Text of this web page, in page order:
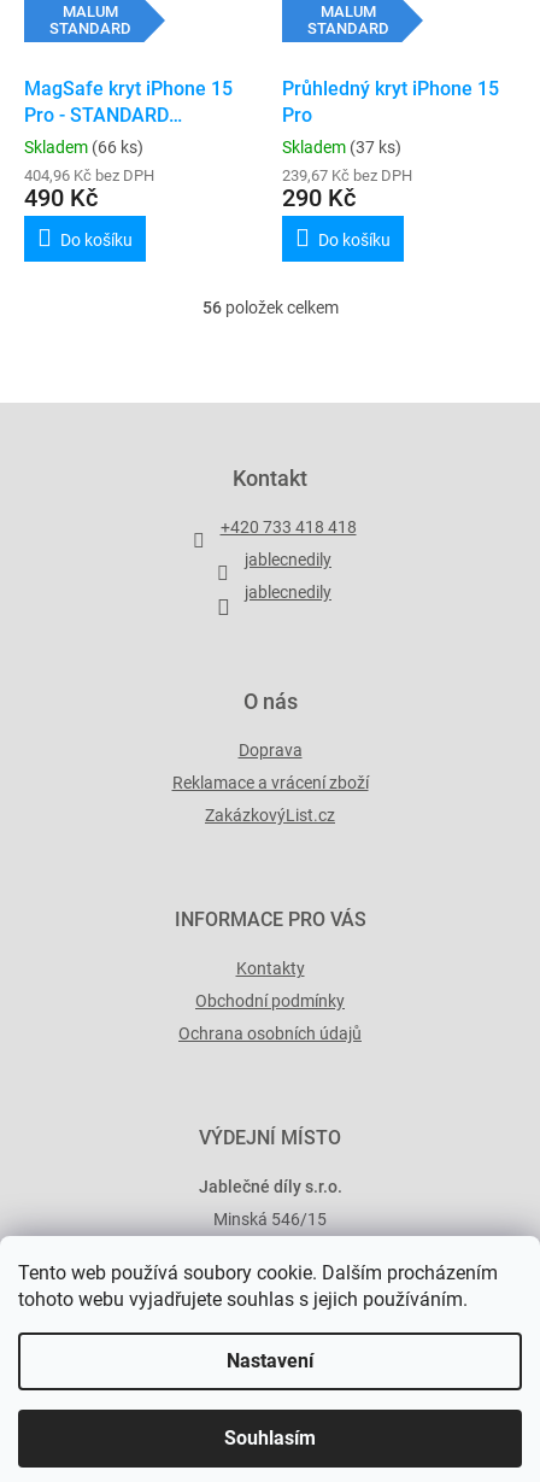
Tento web používá soubory cookie. Dalším procházením
tohoto webu vyjadřujete souhlas s jejich používáním.
Nastavení
Souhlasím
MALUM
STANDARD
MagSafe kryt iPhone 15
Pro - STANDARD
(transparent)
Skladem (66 ks)
404,96 Kč bez DPH
490 Kč
Do košíku
MALUM
STANDARD
Průhledný kryt iPhone 15
Pro
Skladem (37 ks)
239,67 Kč bez DPH
290 Kč
Do košíku
O
d
í
r
v
k
y
s
56položek celkem
Kontakt
+420 733 418 418
jablecnedily
jablecnedily
O nás
Doprava
Reklamace a vrácení zboží
ZakázkovýList.cz
INFORMACE PRO VÁS
Kontakty
Obchodní podmínky
Ochrana osobních údajů
VÝDEJNÍ MÍSTO
Jablečné díly s.r.o.
Minská 546/15
Vytvořil Shoptet Premium
Jablečné díly. Všechna práva vyhrazena.